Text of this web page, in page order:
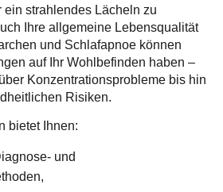
ein strahlendes Lächeln zu
Ihre allgemeine Lebensqualität
und Schlafapnoe können
auf Ihr Wohlbefinden haben –
Konzentrationsprobleme bis hin
Risiken.
bietet Ihnen:
und